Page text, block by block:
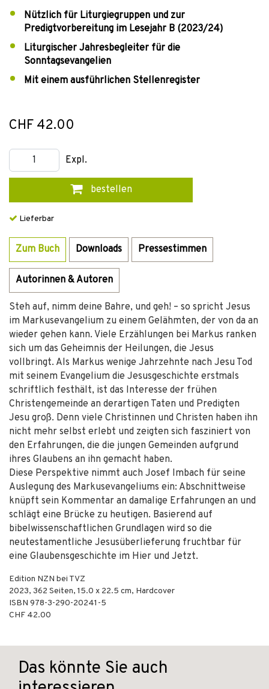
Nützlich für Liturgiegruppen und zur
Predigtvorbereitung im Lesejahr B (2023/24)
Liturgischer Jahresbegleiter für die
Sonntagsevangelien
Mit einem ausführlichen Stellenregister
CHF 42.00
Expl.
bestellen
Lieferbar
Zum Buch Downloads Pressestimmen
Autorinnen & Autoren
Steh auf, nimm deine Bahre, und geh! – so spricht Jesus
im Markusevangelium zu einem Gelähmten, der von da an
wieder gehen kann. Viele Erzählungen bei Markus ranken
sich um das Geheimnis der Heilungen, die Jesus
vollbringt. Als Markus wenige Jahrzehnte nach Jesu Tod
mit seinem Evangelium die Jesusgeschichte erstmals
schriftlich festhält, ist das Interesse der frühen
Christengemeinde an derartigen Taten und Predigten
Jesu groß. Denn viele Christinnen und Christen haben ihn
nicht mehr selbst erlebt und zeigten sich fasziniert von
den Erfahrungen, die die jungen Gemeinden aufgrund
ihres Glaubens an ihn gemacht haben.
Diese Perspektive nimmt auch Josef Imbach für seine
Auslegung des Markusevangeliums ein: Abschnittweise
knüpft sein Kommentar an damalige Erfahrungen an und
schlägt eine Brücke zu heutigen. Basierend auf
bibelwissenschaftlichen Grundlagen wird so die
neutestamentliche Jesusüberlieferung fruchtbar für
eine Glaubensgeschichte im Hier und Jetzt.
Edition NZN bei TVZ
2023, 362 Seiten, 15.0 x 22.5 cm, Hardcover
ISBN 978-3-290-20241-5
CHF 42.00
Das könnte Sie auch